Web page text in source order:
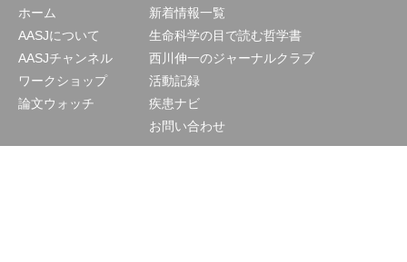
ホーム
AASJについて
AASJチャンネル
ワークショップ
論文ウォッチ
新着情報一覧
生命科学の目で読む哲学書
西川伸一のジャーナルクラブ
活動記録
疾患ナビ
お問い合わせ